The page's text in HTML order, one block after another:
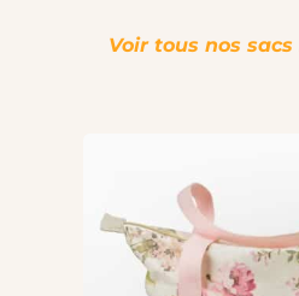
Voir tous nos